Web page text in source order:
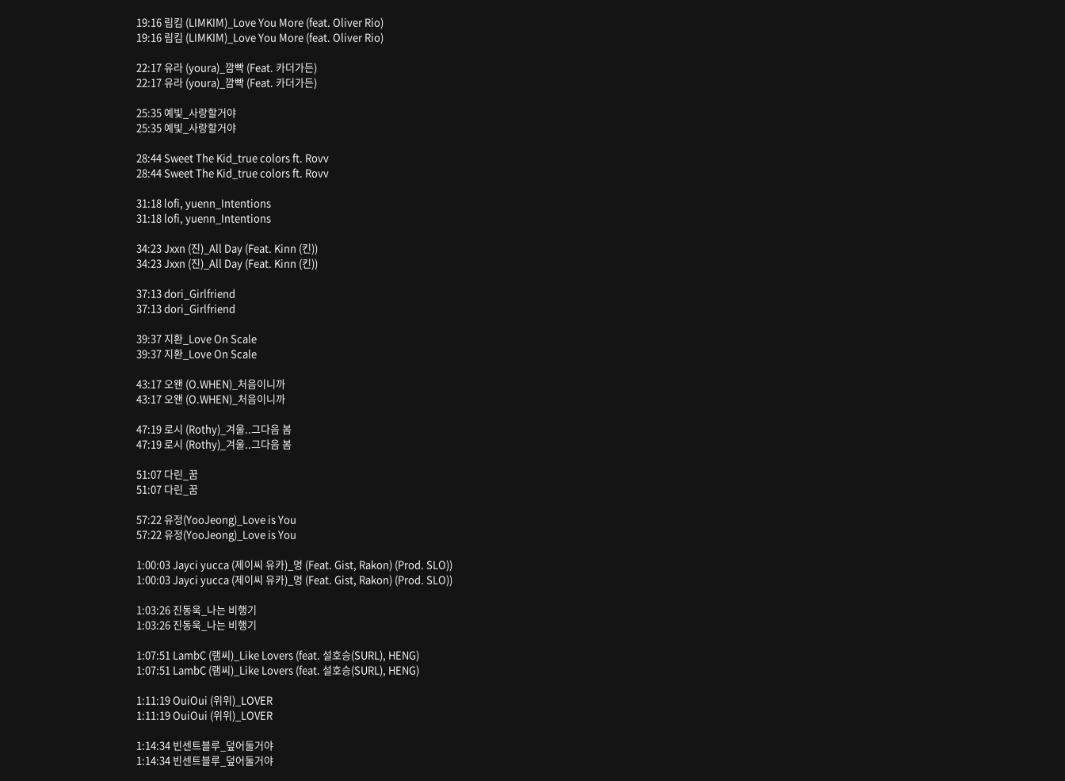
19:16 림킴 (LIMKIM)_Love You More (feat. Oliver Rio)
19:16 림킴 (LIMKIM)_Love You More (feat. Oliver Rio)
22:17 유라 (youra)_깜빡 (Feat. 카더가든)
22:17 유라 (youra)_깜빡 (Feat. 카더가든)
25:35 예빛_사랑할거야
25:35 예빛_사랑할거야
28:44 Sweet The Kid_true colors ft. Rovv
28:44 Sweet The Kid_true colors ft. Rovv
31:18 lofi, yuenn_Intentions
31:18 lofi, yuenn_Intentions
34:23 Jxxn (진)_All Day (Feat. Kinn (킨))
34:23 Jxxn (진)_All Day (Feat. Kinn (킨))
37:13 dori_Girlfriend
37:13 dori_Girlfriend
39:37 지환_Love On Scale
39:37 지환_Love On Scale
43:17 오왠 (O.WHEN)_처음이니까
43:17 오왠 (O.WHEN)_처음이니까
47:19 로시 (Rothy)_겨울..그다음 봄
47:19 로시 (Rothy)_겨울..그다음 봄
51:07 다린_꿈
51:07 다린_꿈
57:22 유정(YooJeong)_Love is You
57:22 유정(YooJeong)_Love is You
1:00:03 Jayci yucca (제이씨 유카)_멍 (Feat. Gist, Rakon) (Prod. SLO))
1:00:03 Jayci yucca (제이씨 유카)_멍 (Feat. Gist, Rakon) (Prod. SLO))
1:03:26 진동욱_나는 비행기
1:03:26 진동욱_나는 비행기
1:07:51 LambC (램씨)_Like Lovers (feat. 설호승(SURL), HENG)
1:07:51 LambC (램씨)_Like Lovers (feat. 설호승(SURL), HENG)
1:11:19 OuiOui (위위)_LOVER
1:11:19 OuiOui (위위)_LOVER
1:14:34 빈센트블루_덮어둘거야
1:14:34 빈센트블루_덮어둘거야